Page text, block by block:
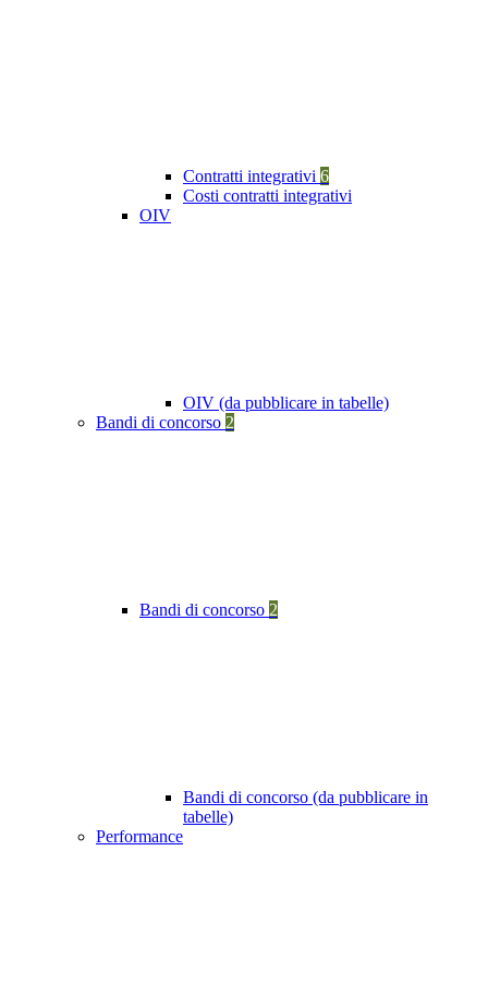
Contratti integrativi 6
Costi contratti integrativi
OIV
OIV (da pubblicare in tabelle)
Bandi di concorso 2
Bandi di concorso 2
Bandi di concorso (da pubblicare in
tabelle)
Performance